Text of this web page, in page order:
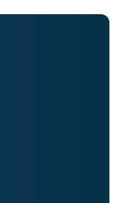
na stejnou